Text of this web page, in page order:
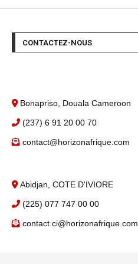
CONTACTEZ-NOUS
Bonapriso, Douala Cameroon
(237) 6 91 20 00 70
contact@horizonafrique.com
Abidjan, COTE D'IVIORE
(225) 077 747 00 00
contact.ci@horizonafrique.com